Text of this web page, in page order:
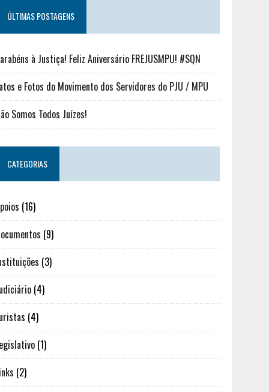
ÚLTIMAS POSTAGENS
à Justiça! Feliz Aniversário FREJUSMPU! #SQN
e Fotos do Movimento dos Servidores do PJU / MPU
Somos Todos Juízes!
CATEGORIAS
(16)
(9)
(3)
(4)
(4)
(1)
(2)